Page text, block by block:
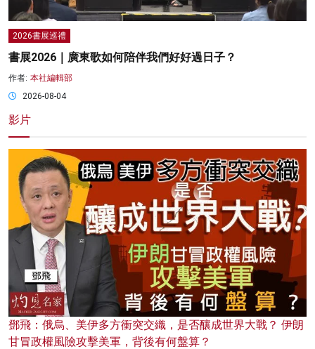
2026書展巡禮
書展2026｜廣東歌如何陪伴我們好好過日子？
作者: 本社編輯部
2026-08-04
影片
鄧飛：俄烏、美伊多方衝突交織，是否釀成世界大戰？ 伊朗
甘冒政權風險攻擊美軍，背後有何盤算？